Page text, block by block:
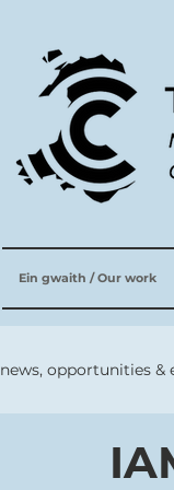
Ein gwaith / Our work
news, opportunities &